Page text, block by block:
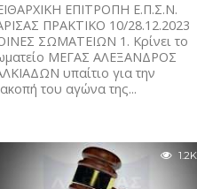
ΕΠΙΤΡΟΠΗ Ε.Π.Σ.Ν.
ΠΡΑΚΤΙΚΟ 10/28.12.2023
ΣΩΜΑΤΕΙΩΝ 1. Κρίνει το
ΜΕΓΑΣ ΑΛΕΞΑΝΔΡΟΣ
υπαίτιο για την
του αγώνα της...
1.2K